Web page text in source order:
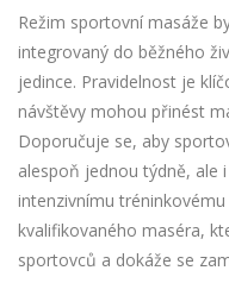
Režim sportovní masáže
integrovaný do běžného
jedince. Pravidelnost je
návštěvy mohou přinést
Doporučuje se, aby
alespoň jednou týdně, ale
intenzivnímu
kvalifikovaného maséra,
sportovců a dokáže se